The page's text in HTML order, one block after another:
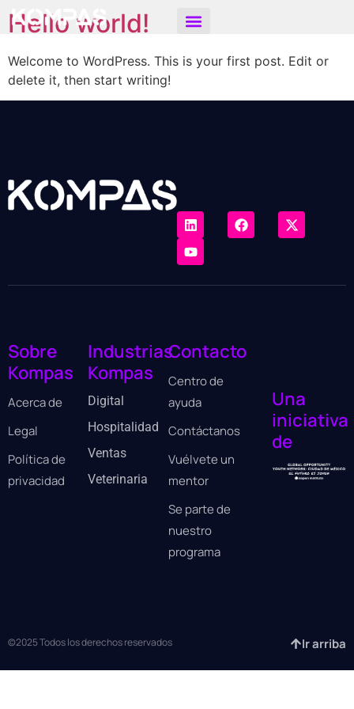
Hello world!
Welcome to WordPress. This is your first post. Edit or
delete it, then start writing!
Sobre
Kompas
Acerca de
Legal
Política de
privacidad
Industrias
Kompas
Digital
Hospitalidad
Ventas
Veterinaria
Contacto
Centro de
ayuda
Contáctanos
Vuélvete un
mentor
Se parte de
nuestro
programa
Una
iniciativa
de
©2025 Todos los derechos reservados Ir arriba